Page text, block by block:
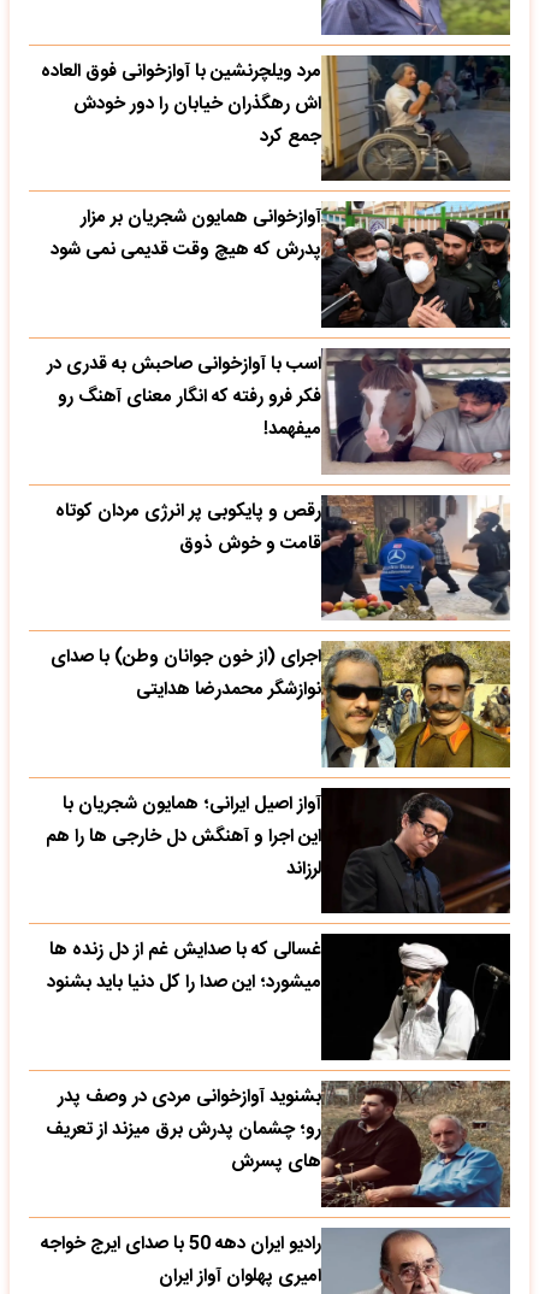
مرد ویلچرنشین با آوازخوانی فوق العاده
اش رهگذران خیابان را دور خودش
جمع کرد
آوازخوانی همایون شجریان بر مزار
پدرش که هیچ وقت قدیمی نمی شود
اسب با آوازخوانی صاحبش به قدری در
فکر فرو رفته که انگار معنای آهنگ رو
میفهمد!
رقص و پایکوبی پر انرژی مردان کوتاه
قامت و خوش ذوق
اجرای (از خون جوانان وطن) با صدای
نوازشگر محمدرضا هدایتی
آواز اصیل ایرانی؛ همایون شجریان با
این اجرا و آهنگش دل خارجی ها را هم
لرزاند
غسالی که با صدایش غم از دل زنده ها
میشورد؛ این صدا را کل دنیا باید بشنود
بشنوید آوازخوانی مردی در وصف پدر
رو؛ چشمان پدرش برق میزند از تعریف
های پسرش
رادیو ایران دهه 50 با صدای ایرج خواجه
امیری پهلوان آواز ایران